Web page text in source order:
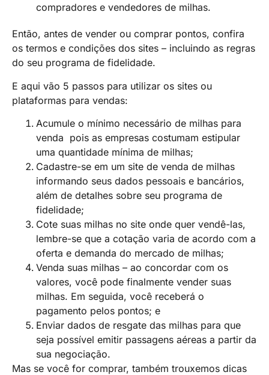
compradores e vendedores de milhas.
Então, antes de vender ou comprar pontos, confira
os termos e condições dos sites – incluindo as regras
do seu programa de fidelidade.
E aqui vão 5 passos para utilizar os sites ou
plataformas para vendas:
Acumule o mínimo necessário de milhas para
venda pois as empresas costumam estipular
uma quantidade mínima de milhas;
Cadastre-se em um site de venda de milhas
informando seus dados pessoais e bancários,
além de detalhes sobre seu programa de
fidelidade;
Cote suas milhas no site onde quer vendê-las,
lembre-se que a cotação varia de acordo com a
oferta e demanda do mercado de milhas;
Venda suas milhas – ao concordar com os
valores, você pode finalmente vender suas
milhas. Em seguida, você receberá o
pagamento pelos pontos; e
Enviar dados de resgate das milhas para que
seja possível emitir passagens aéreas a partir da
sua negociação.
Mas se você for comprar, também trouxemos dicas